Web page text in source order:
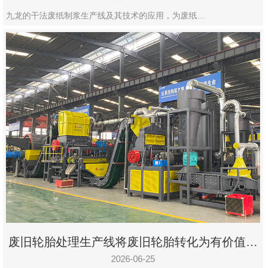
九龙的干法废纸制浆生产线及其技术的应用，为废纸…
废旧轮胎处理生产线将废旧轮胎转化为有价值的
资源
2026-06-25